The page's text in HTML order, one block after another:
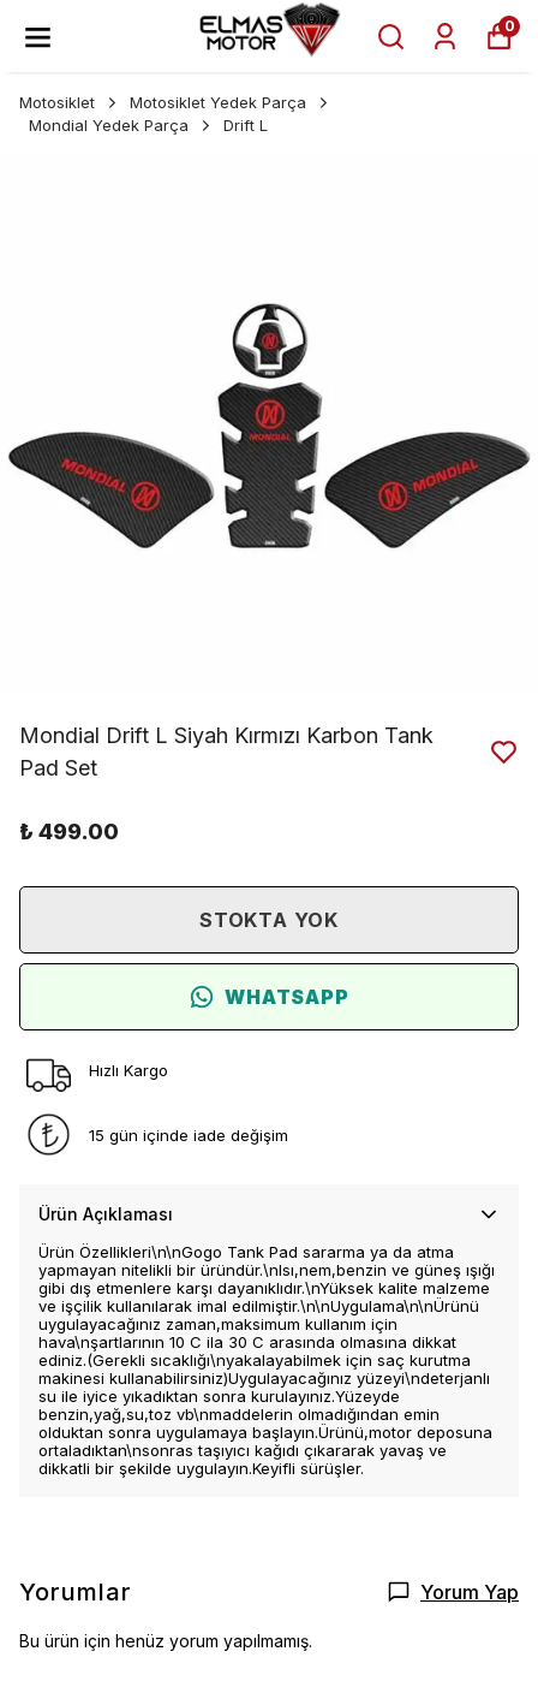
0
Motosiklet
Motosiklet Yedek Parça
Mondial Yedek Parça
Drift L
Mondial Drift L Siyah Kırmızı Karbon Tank
Pad Set
₺ 499.00
STOKTA YOK
WHATSAPP
Hızlı Kargo
15 gün içinde iade değişim
Ürün Açıklaması
Ürün Özellikleri\n\nGogo Tank Pad sararma ya da atma
yapmayan nitelikli bir üründür.\nIsı,nem,benzin ve güneş ışığı
gibi dış etmenlere karşı dayanıklıdır.\nYüksek kalite malzeme
ve işçilik kullanılarak imal edilmiştir.\n\nUygulama\n\nÜrünü
uygulayacağınız zaman,maksimum kullanım için
hava\nşartlarının 10 C ila 30 C arasında olmasına dikkat
ediniz.(Gerekli sıcaklığı\nyakalayabilmek için saç kurutma
makinesi kullanabilirsiniz)Uygulayacağınız yüzeyi\ndeterjanlı
su ile iyice yıkadıktan sonra kurulayınız.Yüzeyde
benzin,yağ,su,toz vb\nmaddelerin olmadığından emin
olduktan sonra uygulamaya başlayın.Ürünü,motor deposuna
ortaladıktan\nsonras taşıyıcı kağıdı çıkararak yavaş ve
dikkatli bir şekilde uygulayın.Keyifli sürüşler.
Yorumlar Yorum Yap
Bu ürün için henüz yorum yapılmamış.